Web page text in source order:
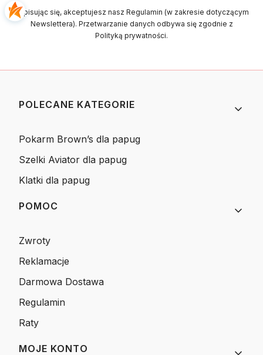
Zapisując się, akceptujesz nasz Regulamin (w zakresie dotyczącym
Newslettera). Przetwarzanie danych odbywa się zgodnie z
Polityką prywatności.
Linki w stopce
POLECANE KATEGORIE
Pokarm Brown’s dla papug
Szelki Aviator dla papug
Klatki dla papug
POMOC
Zwroty
Reklamacje
Darmowa Dostawa
Regulamin
Raty
MOJE KONTO